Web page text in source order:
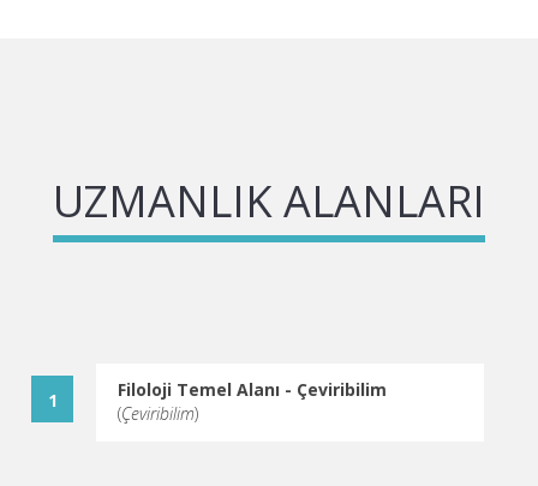
UZMANLIK ALANLARI
Filoloji Temel Alanı - Çeviribilim
(Çeviribilim)